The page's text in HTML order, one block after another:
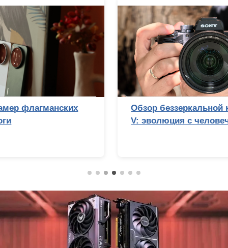
Обзор беззеркальной камеры Sony Alpha 7
V: эволюция с человеческим лицом